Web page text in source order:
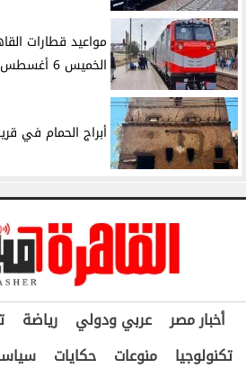
مواعيد قطارات
الخميس 6 أغسطس...
أبراج الحمام في
أخبار مصر عربي ودولي رياضة
تكنولوجيا
منوعات حكايات